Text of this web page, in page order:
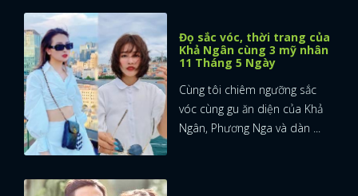
Đọ sắc vóc, thời trang của
Khả Ngân cùng 3 mỹ nhân
11 Tháng 5 Ngày
Cùng tôi chiêm ngưỡng sắc
vóc cùng gu ăn diện của Khả
Ngân, Phương Nga và dàn ...